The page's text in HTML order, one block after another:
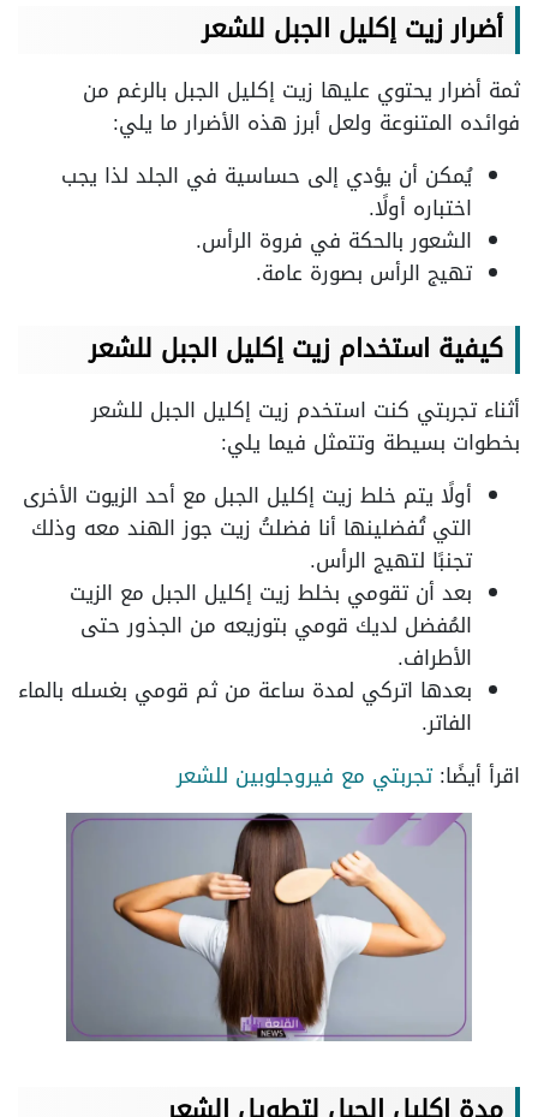
أضرار زيت إكليل الجبل للشعر
ثمة أضرار يحتوي عليها زيت إكليل الجبل بالرغم من
فوائده المتنوعة ولعل أبرز هذه الأضرار ما يلي:
يُمكن أن يؤدي إلى حساسية في الجلد لذا يجب
اختباره أولًا.
الشعور بالحكة في فروة الرأس.
تهيج الرأس بصورة عامة.
كيفية استخدام زيت إكليل الجبل للشعر
أثناء تجربتي كنت استخدم زيت إكليل الجبل للشعر
بخطوات بسيطة وتتمثل فيما يلي:
أولًا يتم خلط زيت إكليل الجبل مع أحد الزيوت الأخرى
التي تُفضلينها أنا فضلتُ زيت جوز الهند معه وذلك
تجنبًا لتهيج الرأس.
بعد أن تقومي بخلط زيت إكليل الجبل مع الزيت
المُفضل لديك قومي بتوزيعه من الجذور حتى
الأطراف.
بعدها اتركي لمدة ساعة من ثم قومي بغسله بالماء
الفاتر.
اقرأ أيضًا:تجربتي مع فيروجلوبين للشعر